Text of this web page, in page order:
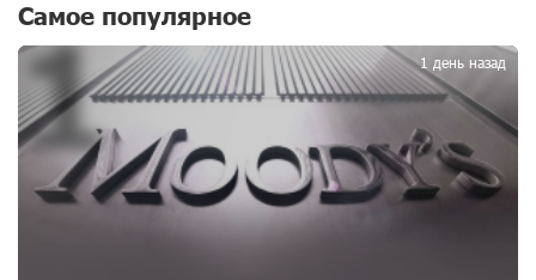
независимого Азербайджана. Аршак Карапетян
11 дней назад
Бывший премьер-министр Словакии обратился к
президенту страны с просьбой содействовать
освобождению армянских заключенных,
осужденных в Азербайджане
Самое популярное
1 день назад
1